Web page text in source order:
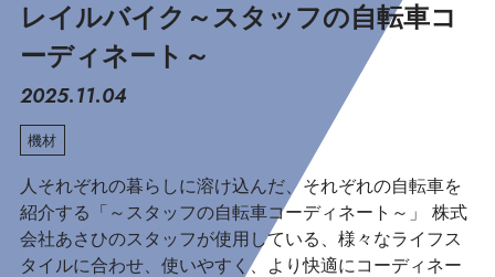
レイルバイク～スタッフの自転車コ
ーディネート～
2025.11.04
機材
人それぞれの暮らしに溶け込んだ、それぞれの自転車を
紹介する「～スタッフの自転車コーディネート～」 株式
会社あさひのスタッフが使用している、様々なライフス
タイルに合わせ、使いやすく、より快適にコーディネー